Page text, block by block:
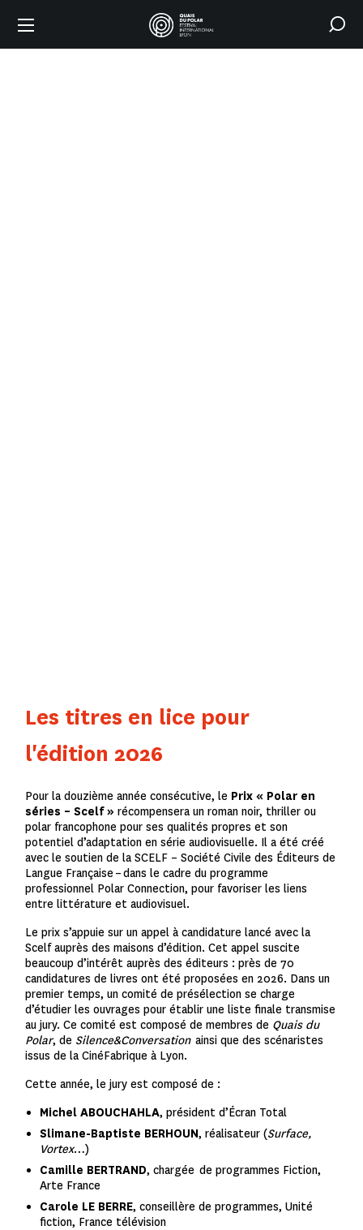
Les titres en lice pour
l'édition 2026
Pour la douzième année consécutive, le Prix « Polar en
séries – Scelf » récompensera un roman noir, thriller ou
polar francophone pour ses qualités propres et son
potentiel d’adaptation en série audiovisuelle. Il a été créé
avec le soutien de la SCELF – Société Civile des Éditeurs de
Langue Française –dans le cadre du programme
professionnel Polar Connection, pour favoriser les liens
entre littérature et audiovisuel.
Le prix s’appuie sur un appel à candidature lancé avec la
Scelf auprès des maisons d’édition. Cet appel suscite
beaucoup d’intérêt auprès des éditeurs : près de 70
candidatures de livres ont été proposées en 2026. Dans un
premier temps, un comité de présélection se charge
d’étudier les ouvrages pour établir une liste finale transmise
au jury. Ce comité est composé de membres de Quais du
Polar, de Silence&Conversation ainsi que des scénaristes
issus de la CinéFabrique à Lyon.
Cette année, le jury est composé de :
Michel ABOUCHAHLA, président d’Écran Total
Slimane-Baptiste BERHOUN, réalisateur (Surface,
Vortex…)
Camille BERTRAND, chargée de programmes Fiction,
Arte France
Carole LE BERRE, conseillère de programmes, Unité
fiction, France télévision